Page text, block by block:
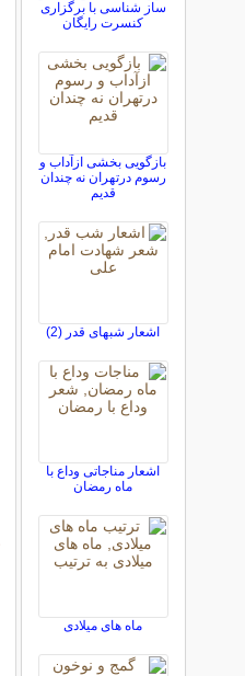
ساز شناسی با برگزاری
کنسرت رایگان
بازگویی بخشی ازآداب و
رسوم درتهران نه چندان
قدیم
اشعار شبهای قدر (2)
اشعار مناجاتی وداع با
ماه رمضان
ماه های میلادی